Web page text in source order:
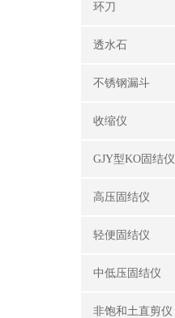
环刀
透水石
不锈钢漏斗
收缩仪
GJY型KO固结仪
高压固结仪
轻便固结仪
中低压固结仪
非饱和土直剪仪